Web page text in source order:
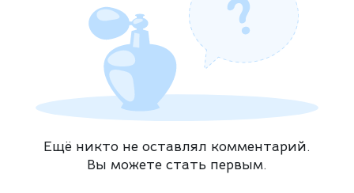
Ещё никто не оставлял комментарий.
Вы можете стать первым.